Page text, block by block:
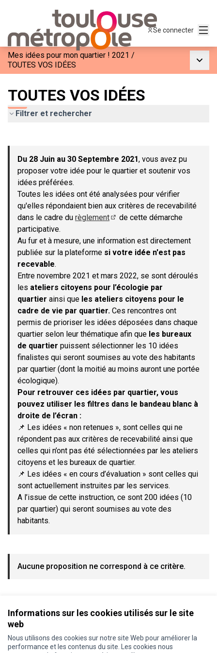
Informations sur les cookies utilisés sur le site
web
Nous utilisons des cookies sur notre site Web pour améliorer la
performance et les contenus du site. Les cookies nous
Se connecter
Mes idées pour mon quartier ! 2021 /
TOUTES VOS IDÉES
TOUTES VOS IDÉES
Filtrer et rechercher
−
Du 28 Juin au 30 Septembre 2021, vous avez pu
proposer votre idée pour le quartier et soutenir vos
idées préférées.
Toutes les idées ont été analysées pour vérifier
qu'elles répondaient bien aux critères de recevabilité
dans le cadre du règlement
de cette démarche
participative.
Au fur et à mesure, une information est directement
publiée sur la plateforme si votre idée n'est pas
recevable.
Entre novembre 2021 et mars 2022, se sont déroulés
les ateliers citoyens pour l’écologie par
quartier ainsi que les ateliers citoyens pour le
cadre de vie par quartier. Ces rencontres ont
permis de prioriser les idées déposées dans chaque
quartier selon leur thématique afin que les bureaux
de quartier puissent sélectionner les 10 idées
finalistes qui seront soumises au vote des habitants
par quartier (dont la moitié au moins auront une portée
écologique).
Pour retrouver ces idées par quartier, vous
pouvez utiliser les filtres dans le bandeau blanc à
droite de l’écran :
📌 Les idées « non retenues », sont celles qui ne
répondent pas aux critères de recevabilité ainsi que
celles qui n’ont pas été sélectionnées par les ateliers
citoyens et les bureaux de quartier.
📌 Les idées « en cours d’évaluation » sont celles qui
sont actuellement instruites par les services.
A l’issue de cette instruction, ce sont 200 idées (10
par quartier) qui seront soumises au vote des
habitants.
Aucune proposition ne correspond à ce critère.
Conditions d'utilisation
Paramètres des cookies